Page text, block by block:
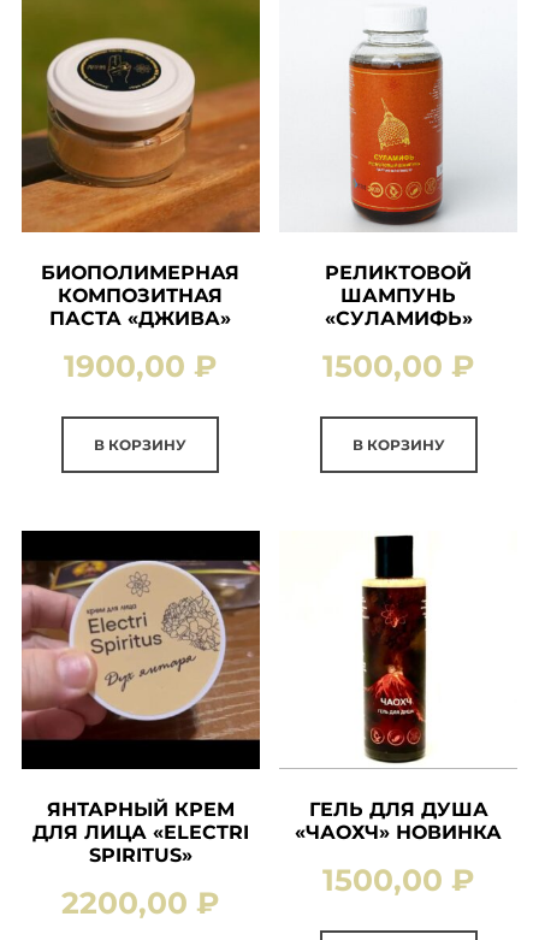
БИОПОЛИМЕРНАЯ
КОМПОЗИТНАЯ
ПАСТА «ДЖИВА»
1900,00₽
В КОРЗИНУ
РЕЛИКТОВОЙ
ШАМПУНЬ
«СУЛАМИФЬ»
1500,00₽
В КОРЗИНУ
ЯНТАРНЫЙ КРЕМ
ДЛЯ ЛИЦА «ELECTRI
SPIRITUS»
2200,00₽
ГЕЛЬ ДЛЯ ДУША
«ЧАОХЧ» НОВИНКА
1500,00₽